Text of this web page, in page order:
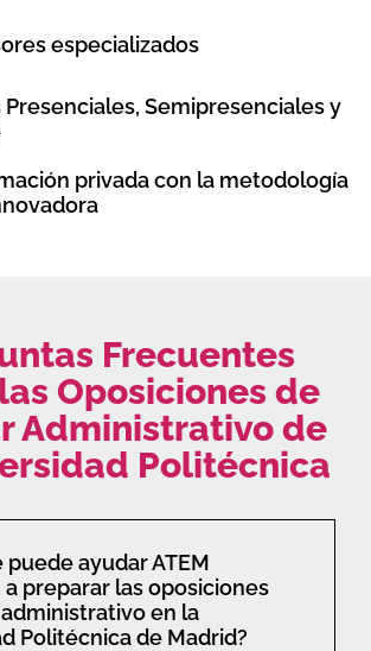
especializados
Presenciales, Semipresenciales y
privada con la metodología
Frecuentes
Oposiciones de
Administrativo de
Politécnica
puede ayudar ATEM
a preparar las oposiciones
en la
Politécnica de Madrid?